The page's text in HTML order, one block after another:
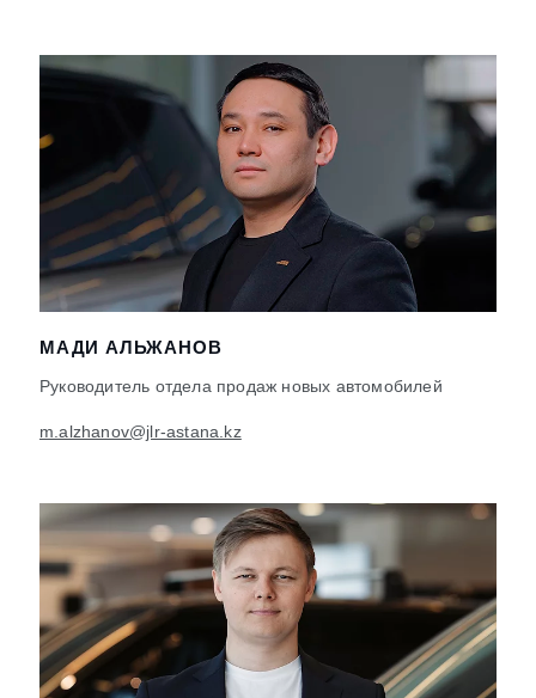
МАДИ АЛЬЖАНОВ
Руководитель отдела продаж новых автомобилей
m.alzhanov@jlr-astana.kz